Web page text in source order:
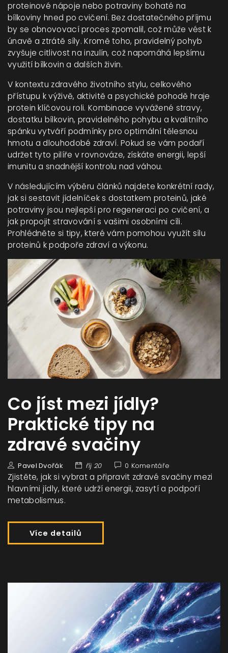
proteinové nápoje nebo potraviny bohaté na
bílkoviny hned po cvičení. Bez dostatečného příjmu
by se obnovovací proces zpomalil, což může vést k
únavě a ztrátě síly. Kromě toho, pravidelný pohyb
zvyšuje citlivost na inzulín, což napomáhá lepšímu
využití bílkovin a dalších živin.
V kontextu zdravého životního stylu,celkového
přístupu k výživě, aktivitě a psychické pohodě hraje
protein klíčovou roli. Kombinace vyvážené stravy,
dostatku bílkovin, pravidelného pohybu a kvalitního
spánku vytváří podmínky pro optimální tělesnou
hmotu a dlouhodobé zdraví. Pokud se vám podaří
udržet tyto pilíře v rovnováze, získáte energii, lepší
imunitu a snadnější kontrolu nad váhou.
V následujícím výběru článků najdete konkrétní rady,
jak si sestavit jídelníček s dostatkem proteinů, jaké
potraviny jsou nejlepší pro regeneraci po cvičení, a
jak propojit stravování s vašimi osobními cíli.
Prohlédněte si tipy, které vám pomohou využít sílu
proteinů k podpoře zdraví a výkonu.
Co jíst mezi jídly?
Praktické tipy na
zdravé svačiny
Pavel Dvořák říj 20 0 Komentáře
Zjistěte, jak si vybrat a připravit zdravé svačiny mezi
hlavními jídly, které udrží energii, zasytí a podpoří
metabolismus.
Více detailů